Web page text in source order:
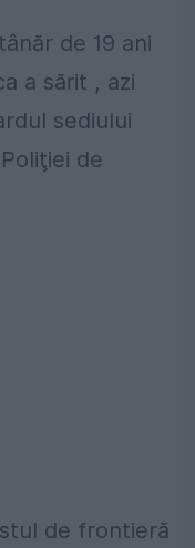
de 19 ani
a sărit , azi
sediului
de
de frontieră